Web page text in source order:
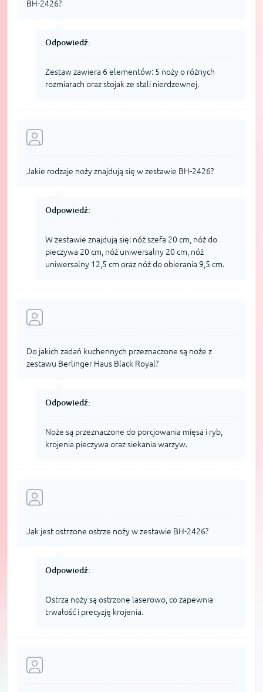
BH-2426?
Odpowiedź:
Zestaw zawiera 6 elementów: 5 noży o różnych
rozmiarach oraz stojak ze stali nierdzewnej.
Jakie rodzaje noży znajdują się w zestawie BH-2426?
Odpowiedź:
W zestawie znajdują się: nóż szefa 20 cm, nóż do
pieczywa 20 cm, nóż uniwersalny 20 cm, nóż
uniwersalny 12,5 cm oraz nóż do obierania 9,5 cm.
Do jakich zadań kuchennych przeznaczone są noże z
zestawu Berlinger Haus Black Royal?
Odpowiedź:
Noże są przeznaczone do porcjowania mięsa i ryb,
krojenia pieczywa oraz siekania warzyw.
Jak jest ostrzone ostrze noży w zestawie BH-2426?
Odpowiedź:
Ostrza noży są ostrzone laserowo, co zapewnia
trwałość i precyzję krojenia.